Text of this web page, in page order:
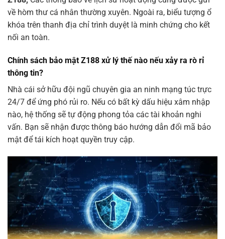
về hòm thư cá nhân thường xuyên. Ngoài ra, biểu tượng ổ
khóa trên thanh địa chỉ trình duyệt là minh chứng cho kết
nối an toàn.
Chính sách bảo mật Z188 xử lý thế nào nếu xảy ra rò rỉ
thông tin?
Nhà cái sở hữu đội ngũ chuyên gia an ninh mạng túc trực
24/7 để ứng phó rủi ro. Nếu có bất kỳ dấu hiệu xâm nhập
nào, hệ thống sẽ tự động phong tỏa các tài khoản nghi
vấn. Bạn sẽ nhận được thông báo hướng dẫn đổi mã bảo
mật để tái kích hoạt quyền truy cập.